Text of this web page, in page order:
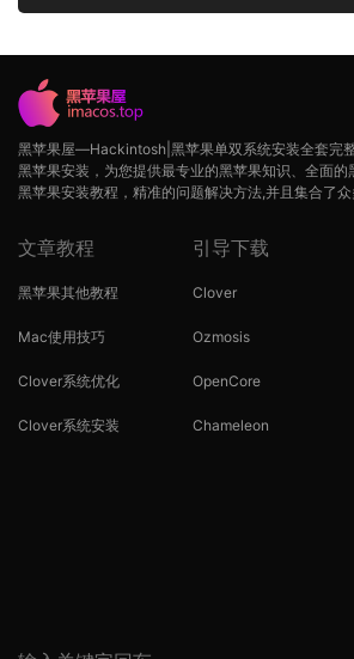
黑苹果屋—Hackintosh|黑苹果单双系统安装全套完
黑苹果安装，为您提供最专业的黑苹果知识、全面的
黑苹果安装教程，精准的问题解决方法,并且集合了
文章教程
黑苹果其他教程
Mac使用技巧
Clover系统优化
Clover系统安装
引导下载
Clover
Ozmosis
OpenCore
Chameleon